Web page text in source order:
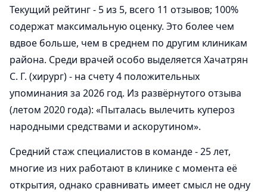
Текущий рейтинг - 5 из 5, всего 11 отзывов; 100%
содержат максимальную оценку. Это более чем
вдвое больше, чем в среднем по другим клиникам
района. Среди врачей особо выделяется Хачатрян
С. Г. (хирург) - на счету 4 положительных
упоминания за 2026 год. Из развёрнутого отзыва
(летом 2020 года): «Пыталась вылечить купероз
народными средствами и аскорутином».
Средний стаж специалистов в команде - 25 лет,
многие из них работают в клинике с момента её
открытия, однако сравнивать имеет смысл не одну